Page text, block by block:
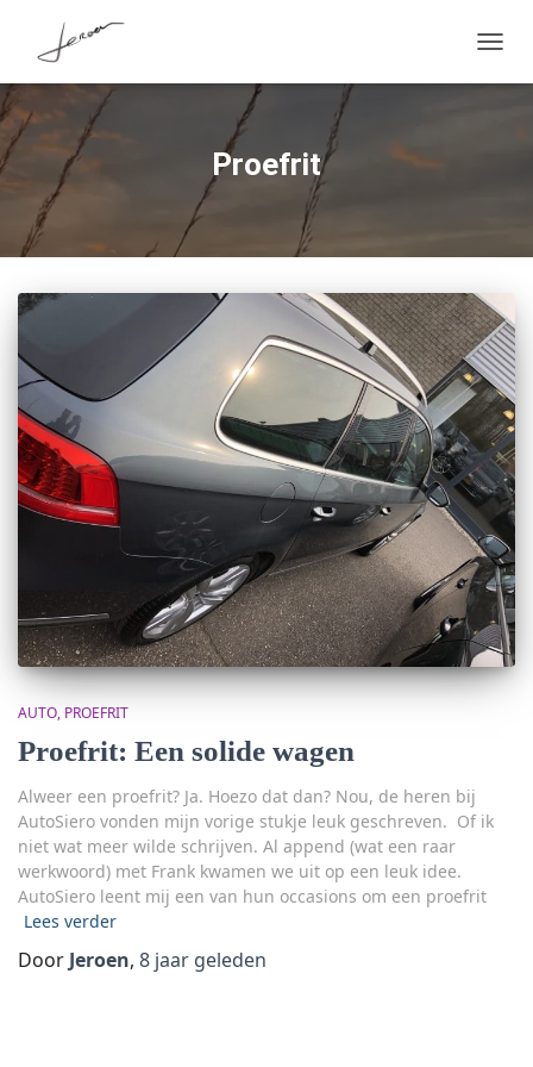
Proefrit
AUTO PROEFRIT
Proefrit: Een solide wagen
Alweer een proefrit? Ja. Hoezo dat dan? Nou, de heren bij
AutoSiero vonden mijn vorige stukje leuk geschreven. Of ik
niet wat meer wilde schrijven. Al append (wat een raar
werkwoord) met Frank kwamen we uit op een leuk idee.
AutoSiero leent mij een van hun occasions om een proefrit
Lees verder
Door Jeroen, 8 jaar geleden